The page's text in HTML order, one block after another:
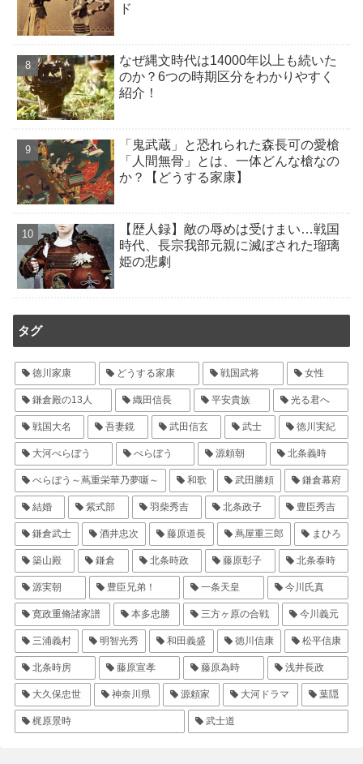
ド
なぜ縄文時代は14000年以上も続いた
のか？6つの時期区分をわかりやすく
紹介！
「鬼武蔵」と恐れられた森長可の愛槍
「人間無骨」とは、一体どんな槍なの
か？【どうする家康】
【歴人録】敵の辱めは受けまい…戦国
時代、長宗我部元親に滅ぼされた瑠璃
姫の悲劇
タグ
徳川家康 どうする家康 戦国武将 女性
鎌倉殿の13人 織田信長 平安貴族 光る君へ
戦国大名 吾妻鏡 武田信玄 武士 徳川実紀
大河べらぼう べらぼう 源頼朝 北条義時
べらぼう～蔦重栄華乃夢噺～ 和歌 武田勝頼 鎌倉幕府
結婚 紫式部 羽柴秀吉 北条政子 豊臣秀吉
鎌倉武士 酒井忠次 藤原道長 蔦屋重三郎 まひろ
築山殿 鎌倉 北条時政 藤原彰子 北条泰時
源実朝 豊臣兄弟！ 一条天皇 今川氏真
寛政重脩諸家譜 本多忠勝 三方ヶ原の合戦 今川義元
三浦義村 明智光秀 和田義盛 徳川信康 松平信康
北条時房 藤原宣孝 藤原為時 浅井長政
大久保忠世 神奈川県 源頼家 大河ドラマ 葉隠
梶原景時 武士道